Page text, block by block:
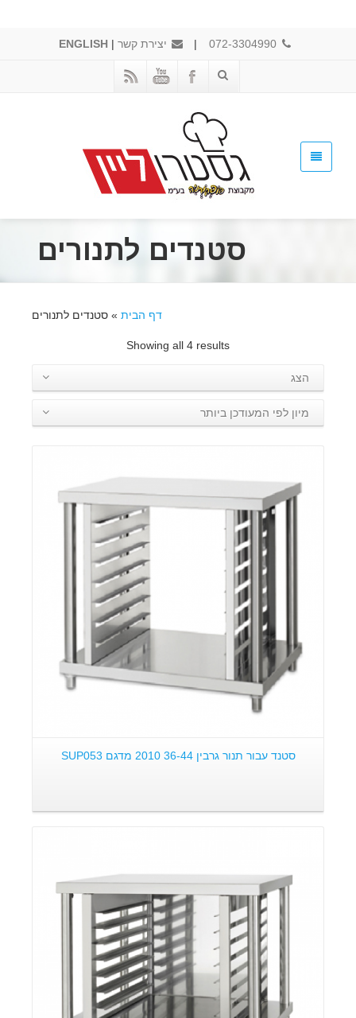
072-3304990
| יצירת קשר |
ENGLISH
סטנדים לתנורים
דף הבית » סטנדים לתנורים
Showing all 4 results
הצג
מיון לפי המעודכן ביותר
סטנד עבור תנור גרבין 36-44 2010 מדגם SUP053
פרטים: